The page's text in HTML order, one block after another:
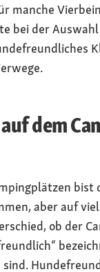
manche
bei der Auswahl
dem
bist
aber auf
ob der